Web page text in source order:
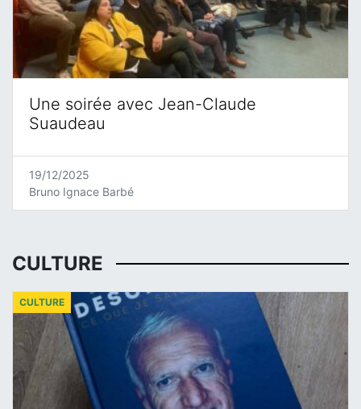
Une soirée avec Jean-Claude
Suaudeau
19/12/2025
Bruno Ignace Barbé
CULTURE
CULTURE